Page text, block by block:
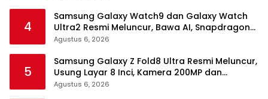
4
Samsung Galaxy Watch9 dan Galaxy Watch
Ultra2 Resmi Meluncur, Bawa AI, Snapdragon
Wear Elite, dan Fitur Kesehatan Baru
Agustus 6, 2026
5
Samsung Galaxy Z Fold8 Ultra Resmi Meluncur,
Usung Layar 8 Inci, Kamera 200MP dan
Snapdragon 8 Elite Gen 5
Agustus 6, 2026